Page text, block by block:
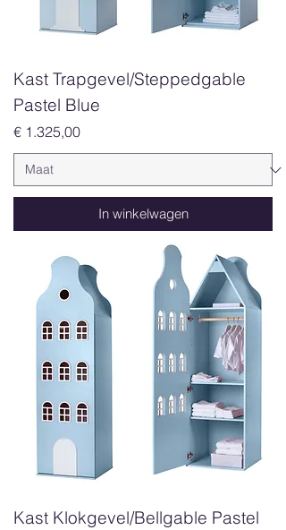
Kast Trapgevel/Steppedgable
Pastel Blue
Prijs
€ 1.325,00
In winkelwagen
Kast Klokgevel/Bellgable Pastel